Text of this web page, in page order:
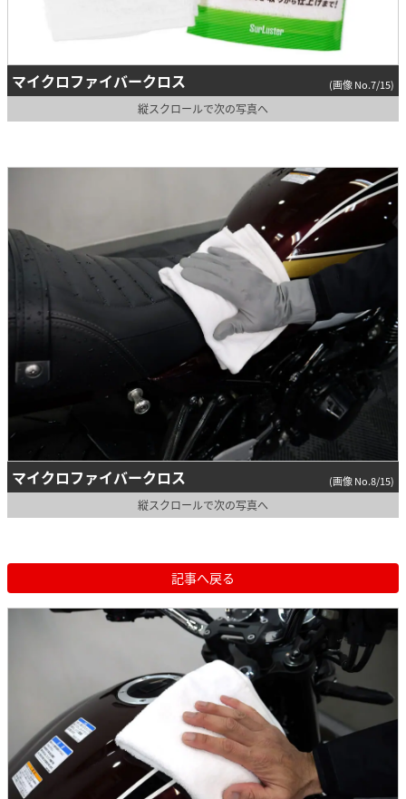
マイクロファイバークロス (画像 No.7/15)
縦スクロールで次の写真へ
マイクロファイバークロス (画像 No.8/15)
縦スクロールで次の写真へ
記事へ戻る